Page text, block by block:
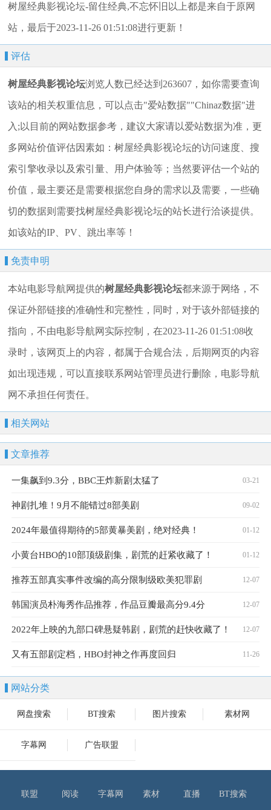
树屋经典影视论坛-留住经典,不忘怀旧以上都是来自于原网
站，最后于2023-11-26 01:51:08进行更新！
评估
树屋经典影视论坛浏览人数已经达到263607，如你需要查询
该站的相关权重信息，可以点击"爱站数据""Chinaz数据"进
入;以目前的网站数据参考，建议大家请以爱站数据为准，更
多网站价值评估因素如：树屋经典影视论坛的访问速度、搜
索引擎收录以及索引量、用户体验等；当然要评估一个站的
价值，最主要还是需要根据您自身的需求以及需要，一些确
切的数据则需要找树屋经典影视论坛的站长进行洽谈提供。
如该站的IP、PV、跳出率等！
免责申明
本站电影导航网提供的树屋经典影视论坛都来源于网络，不
保证外部链接的准确性和完整性，同时，对于该外部链接的
指向，不由电影导航网实际控制，在2023-11-26 01:51:08收
录时，该网页上的内容，都属于合规合法，后期网页的内容
如出现违规，可以直接联系网站管理员进行删除，电影导航
网不承担任何责任。
相关网站
文章推荐
03-21
一集飙到9.3分，BBC王炸新剧太猛了
09-02
神剧扎堆！9月不能错过8部美剧
01-12
2024年最值得期待的5部黄暴美剧，绝对经典！
01-12
小黄台HBO的10部顶级剧集，剧荒的赶紧收藏了！
12-07
推荐五部真实事件改编的高分限制级欧美犯罪剧
12-07
韩国演员朴海秀作品推荐，作品豆瓣最高分9.4分
12-07
2022年上映的九部口碑悬疑韩剧，剧荒的赶快收藏了！
11-26
又有五部剧定档，HBO封神之作再度回归
网站分类
网盘搜索 BT搜索 图片搜索 素材网
字幕网 广告联盟
联盟 阅读 字幕网 素材 直播 BT搜索